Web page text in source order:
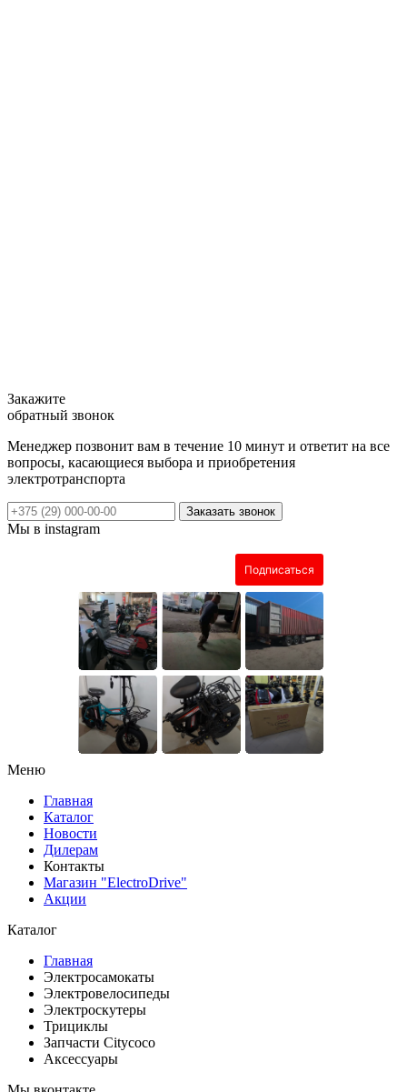
Закажите
обратный звонок
Менеджер позвонит вам в течение 10 минут и ответит на все
вопросы, касающиеся выбора и приобретения
электротранспорта
Заказать звонок
Мы в instagram
Меню
Главная
Каталог
Новости
Дилерам
Контакты
Магазин "ElectroDrive"
Акции
Каталог
Главная
Электросамокаты
Электровелосипеды
Электроскутеры
Трициклы
Запчасти Citycoco
Аксессуары